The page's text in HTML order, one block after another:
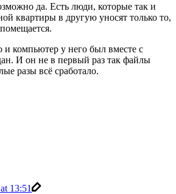
да. Есть люди, которые так и
квартиры в другую уносят только то,
компьютер у него был вместе с
И он не в первый раз так файлы
разы всё сработало.
13:51